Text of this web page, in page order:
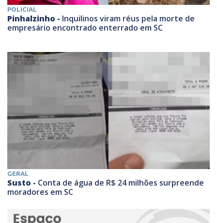
POLICIAL
Pinhalzinho - Inquilinos viram réus pela morte de
empresário encontrado enterrado em SC
GERAL
Susto - Conta de água de R$ 24 milhões surpreende
moradores em SC